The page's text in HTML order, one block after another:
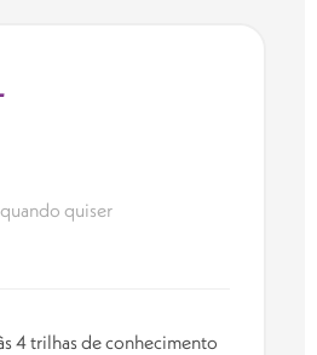
quiser
4 trilhas de conhecimento